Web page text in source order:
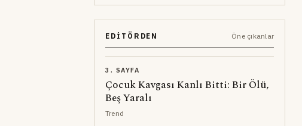
EDITÖRDEN Öne çıkanlar
3. SAYFA
Çocuk Kavgası Kanlı Bitti: Bir Ölü,
Beş Yaralı
Trend